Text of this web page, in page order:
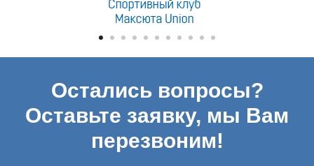
Остались вопросы?
Оставьте заявку, мы Вам
перезвоним!